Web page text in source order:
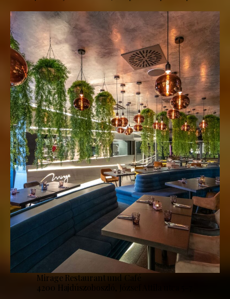
Mirage Restaurant und Café
4200 Hajdúszoboszló, József Attila utca 5-7.